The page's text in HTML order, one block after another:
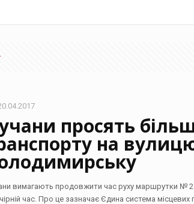
просять
на
вимагають продовжити час руху маршрутки №
час. Про це зазначає Єдина система місцевих